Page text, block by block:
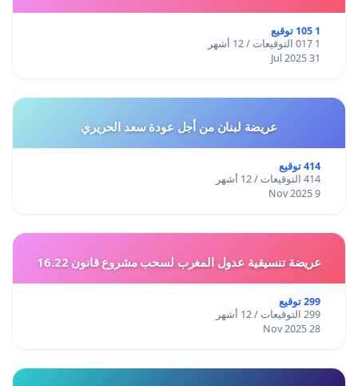
1 105 توقيع
1 017 التوقيعات / 12 أشهر
31 Jul 2025
عريضة لبنان من أجل عودة سعد الحريري
414 توقيع
414 التوقيعات / 12 أشهر
9 Nov 2025
عريضة تنسيقية عدول المغرب لسحب مشروع قانون 16.22
299 توقيع
299 التوقيعات / 12 أشهر
28 Nov 2025